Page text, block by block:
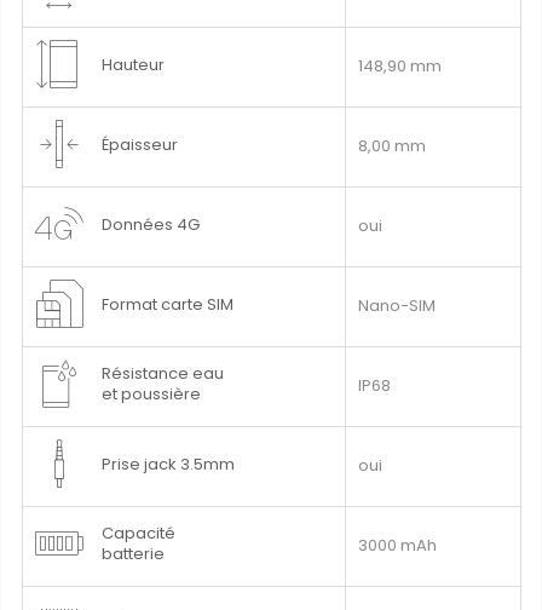
Hauteur 148,90 mm
Épaisseur 8,00 mm
Données 4G oui
Format carte SIM Nano-SIM
Résistance eau
et poussière
IP68
Prise jack 3.5mm oui
Capacité
batterie
3000 mAh